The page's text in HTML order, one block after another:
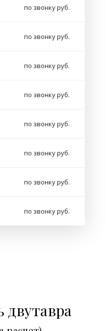
по звонку руб.
по звонку руб.
по звонку руб.
по звонку руб.
по звонку руб.
по звонку руб.
по звонку руб.
по звонку руб.
двутавра